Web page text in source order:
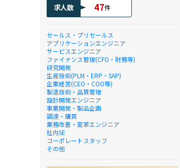
求人数 47件
セールス・プリセールス
アプリケーションエンジニア
サービスエンジニア
ファイナンス管理(CFO・財務等)
研究開発
生産技術(PLM・ERP・SAP)
企業経営(CEO・COO等)
製造技術・品質管理
設計開発エンジニア
事業開発・製品企画
調達・購買
業務改善・変革エンジニア
社内SE
コーポレートスタッフ
その他